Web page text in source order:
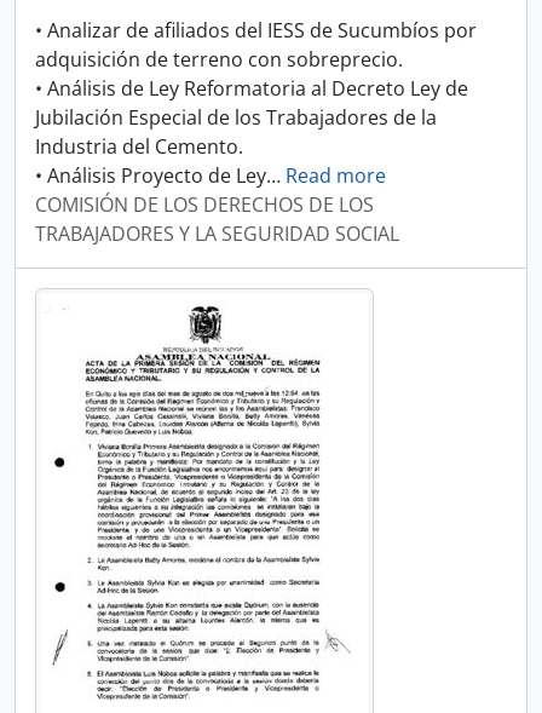
• Analizar de afiliados del IESS de Sucumbíos por
adquisición de terreno con sobreprecio.
• Análisis de Ley Reformatoria al Decreto Ley de
Jubilación Especial de los Trabajadores de la
Industria del Cemento.
• Análisis Proyecto de Ley… Read more
COMISIÓN DE LOS DERECHOS DE LOS
TRABAJADORES Y LA SEGURIDAD SOCIAL